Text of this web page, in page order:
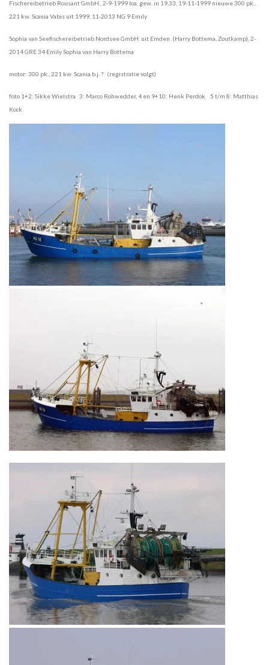
Fischereibetrieb Rousant GmbH., 2-9-1999 loa. gew. in 19,33, 1 9-11-1999 nieuwe 300 pk.,
221 kw. Scania Vabis uit 1999, 11-2013 NG 9 Emily
Sophia van Seefischereibetrieb Nordsee GmbH. uit Emden. (Harry Bottema, Zoutkamp), 2-
2014 GRE 34 Emily Sophia van Harry Bottema
motor: 300 pk., 221 kw. Scania b.j. ? (registratie volgt)
foto 1+2: Sikke Wielstra 3: Marco Rohwedder, 4 en 9+10: Henk Perdok 5 t/m 8: Matthias
Kock